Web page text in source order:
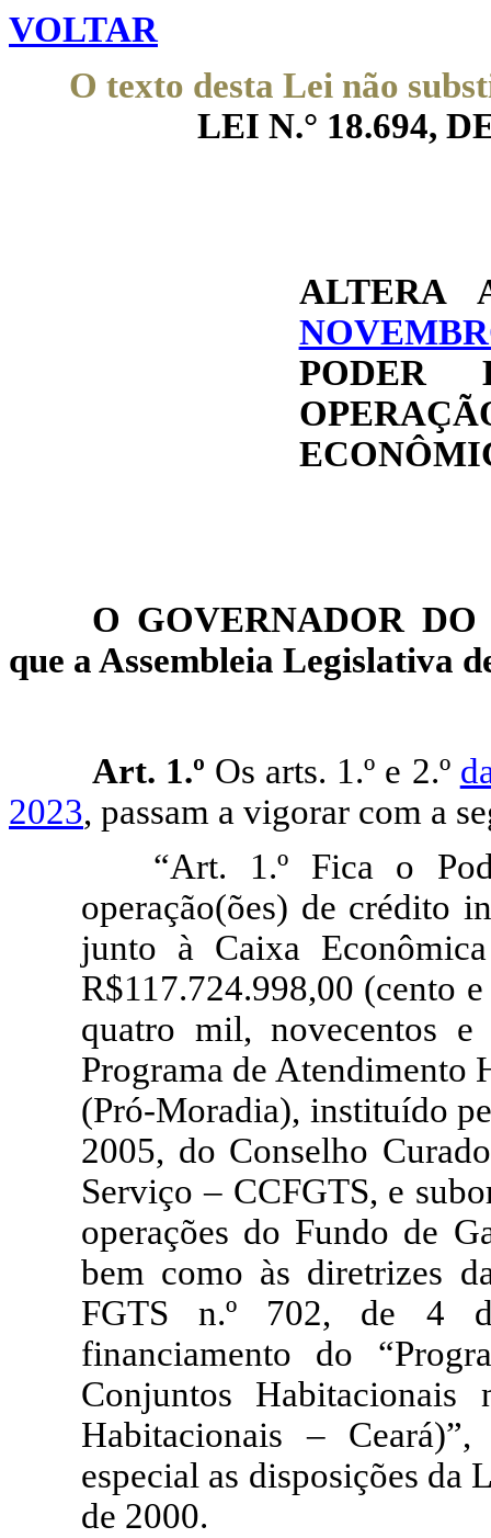
VOLTAR
O texto desta Lei não
LEI N.° 18.694,
PODER
O GOVERNADOR
que a Assembleia Legislativa
Art. 1.º Os arts. 1.º e 2.º
2023, passam a vigorar com a
“Art. 1.º Fica o
operação(ões) de crédito
junto à Caixa
R$117.724.998,00 (cento
quatro mil, novecentos
Programa de Atendimento
(Pró-Moradia), instituído
2005, do Conselho
Serviço – CCFGTS, e
operações do Fundo de
bem como às diretrizes
FGTS n.º 702, de 4
financiamento do
Conjuntos
Habitacionais –
especial as disposições da
de 2000.